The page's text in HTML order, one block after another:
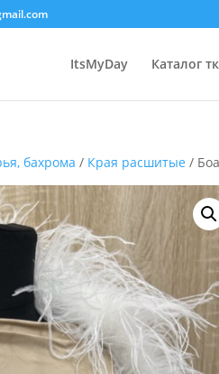
ItsMyDay Каталог
бахрома / Края расшитые /